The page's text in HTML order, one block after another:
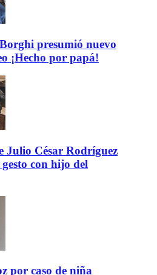
presumió nuevo
¡Hecho por papá!
Julio César Rodríguez
con hijo del
por caso de niña